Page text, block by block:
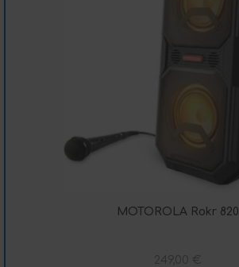
MOTOROLA Rokr 820
249,00 €